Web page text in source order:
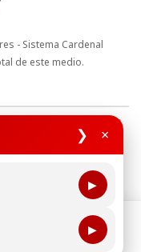
❯ ×
▶
▶
- Sistema Cardenal
de este medio.
y Propiedad Intelectual
de Datos
tu experiencia de
política de uso de